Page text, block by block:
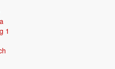
1
cho nhập trạch. Tốt nhất: 9/10,